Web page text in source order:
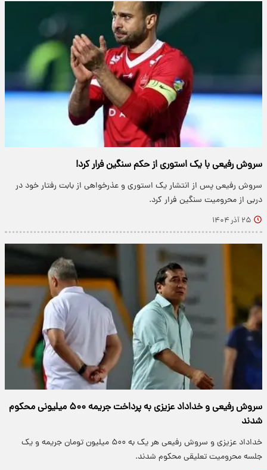
سروش رفیعی با یک استوری از حکم سنگین فرار کرد!
سروش رفیعی پس از انتشار یک استوری و عذرخواهی از بابت رفتار خود در
دربی از محرومیت سنگین فرار کرد.
۲۵ آذر ۱۴۰۴
سروش رفیعی و خداداد عزیزی به پرداخت جریمه ۵۰۰ میلیونی محکوم
شدند
خداداد عزیزی و سروش رفیعی هر یک به ۵۰۰ میلیون تومان جریمه و یک
جلسه محرومیت تعلیقی محکوم شدند.